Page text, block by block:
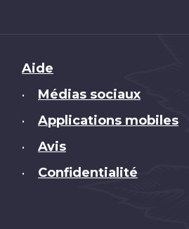
Brand
Aide
• Médias sociaux
• Applications mobiles
• Avis
• Confidentialité